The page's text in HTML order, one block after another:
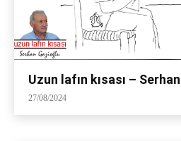
Uzun lafın kısası –
27/08/2024